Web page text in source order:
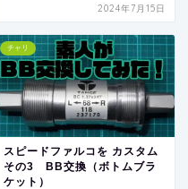
2024年7月15日
チャリ
スピードファルコを カスタム
その3 BB交換（ボトムブラ
ケット）